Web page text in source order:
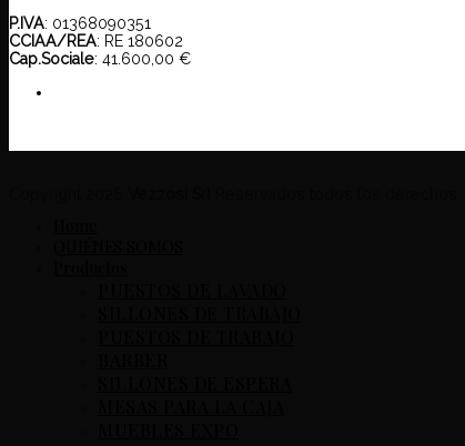
P.IVA: 01368090351
CCIAA/REA: RE 180602
Cap.Sociale: 41.600,00 €